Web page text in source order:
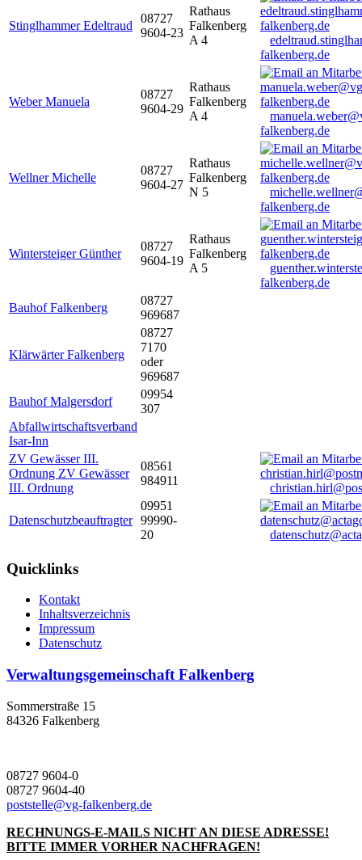
Stinglhammer Edeltraud
08727
9604-23
Rathaus
Falkenberg
A 4
falkenberg.de
Weber Manuela
08727
9604-29
Rathaus
Falkenberg
A 4
falkenberg.de
Wellner Michelle
08727
9604-27
Rathaus
Falkenberg
N 5
falkenberg.de
Wintersteiger Günther
08727
9604-19
Rathaus
Falkenberg
A 5
falkenberg.de
Bauhof Falkenberg
08727
969687
Klärwärter Falkenberg
08727
7170
oder
969687
Bauhof Malgersdorf
09954
307
Abfallwirtschaftsverband
Isar-Inn
ZV Gewässer III.
Ordnung ZV Gewässer
III. Ordnung
08561
984911
Datenschutzbeauftragter
09951
99990-
20
Quicklinks
Kontakt
Inhaltsverzeichnis
Impressum
Datenschutz
Verwaltungsgemeinschaft Falkenberg
Sommerstraße 15
84326 Falkenberg
08727 9604-0
08727 9604-40
poststelle@vg-falkenberg.de
RECHNUNGS-E-MAILS NICHT AN DIESE ADRESSE!
BITTE IMMER VORHER NACHFRAGEN!